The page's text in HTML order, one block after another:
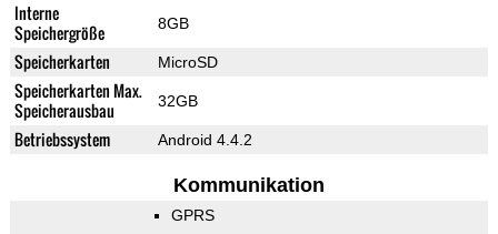
Interne
Speichergröße
8GB
Speicherkarten MicroSD
Speicherkarten Max.
Speicherausbau
32GB
Betriebssystem Android 4.4.2
Kommunikation
GPRS